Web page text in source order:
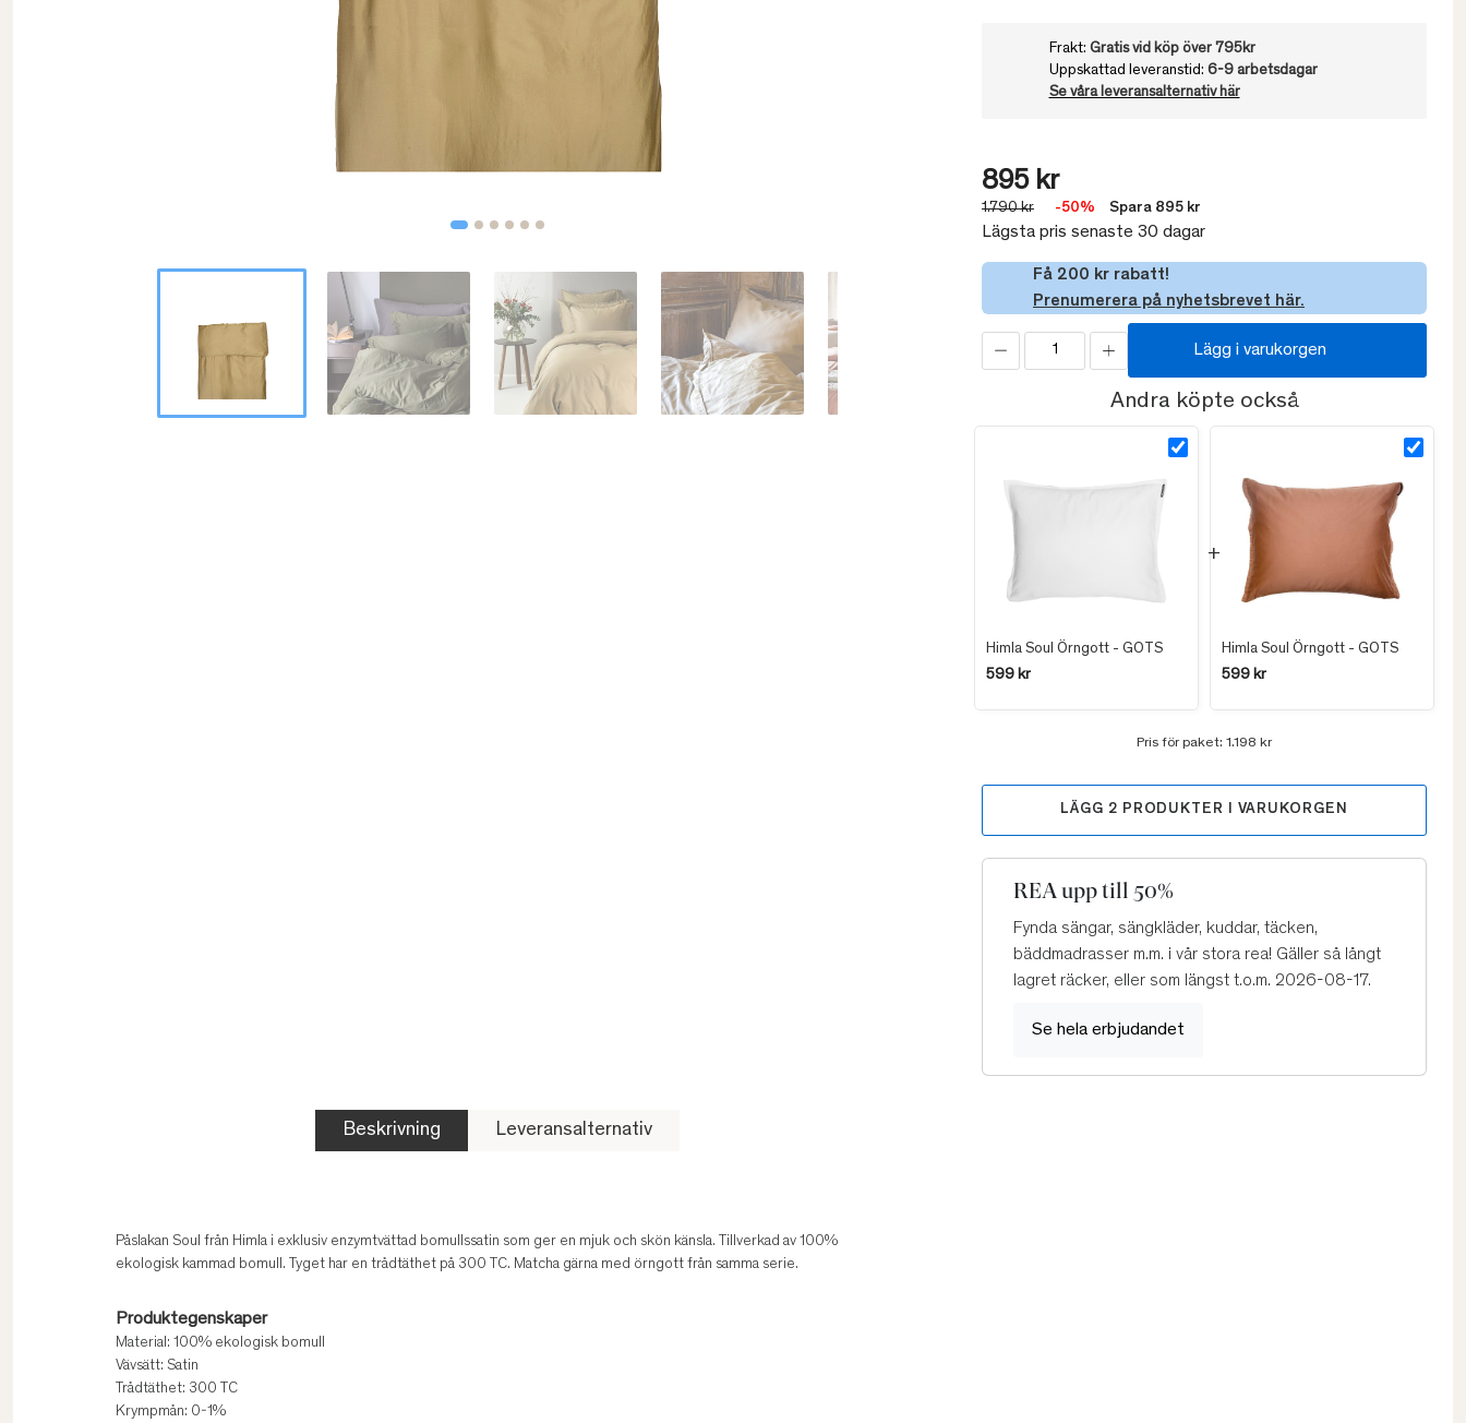
Frakt: Gratis vid köp över 795kr
Uppskattad leveranstid: 6-9 arbetsdagar
Se våra leveransalternativ här
895 kr
1.790 kr -50% Spara 895 kr
Lägsta pris senaste 30 dagar
Få 200 kr rabatt!
Prenumerera på nyhetsbrevet här.
Lägg i varukorgen
Andra köpte också
Himla Soul Örngott - GOTS
599 kr
Himla Soul Örngott - GOTS
599 kr
Pris för paket: 1.198 kr
LÄGG 2 PRODUKTER I VARUKORGEN
REA upp till 50%
Fynda sängar, sängkläder, kuddar, täcken,
bäddmadrasser m.m. i vår stora rea! Gäller så långt
lagret räcker, eller som längst t.o.m. 2026-08-17.
Se hela erbjudandet
Beskrivning Leveransalternativ
Påslakan Soul från Himla i exklusiv enzymtvättad bomullssatin som ger en mjuk och skön känsla. Tillverkad av 100%
ekologisk kammad bomull. Tyget har en trådtäthet på 300 TC. Matcha gärna med örngott från samma serie.
Produktegenskaper
Material: 100% ekologisk bomull
Vävsätt: Satin
Trådtäthet: 300 TC
Krympmån: 0-1%